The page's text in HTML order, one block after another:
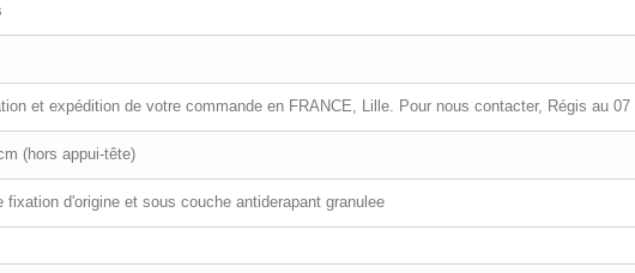
et expédition de votre commande en FRANCE, Lille. Pour nous contacter, Régis au 07
(hors appui-tête)
fixation d'origine et sous couche antiderapant granulee